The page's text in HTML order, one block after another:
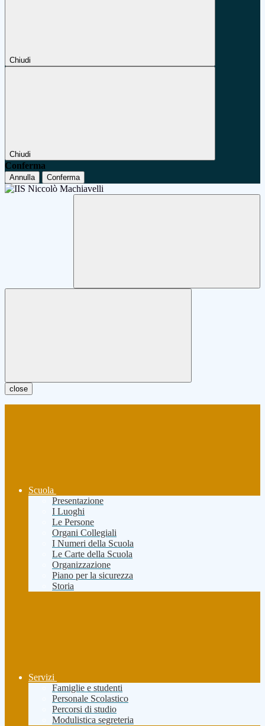
Chiudi
Chiudi
Conferma
Annulla Conferma
close
Scuola
Presentazione
I Luoghi
Le Persone
Organi Collegiali
I Numeri della Scuola
Le Carte della Scuola
Organizzazione
Piano per la sicurezza
Storia
Servizi
Famiglie e studenti
Personale Scolastico
Percorsi di studio
Modulistica segreteria